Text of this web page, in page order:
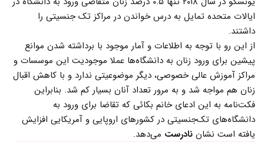
ایالات متحده تمایل به درس خواندن در مراکز تک جنسیتی را
داشتند.
از این رو با توجه به اطلاعات و آمار موجود با برداشته شدن موانع
پیشین برای ورود زنان به دانشگاه‌ها عملا موجودیت این موسسات و
مراکز آموزش عالی خصوصی، دیگر موضوعیتی ندارد و با کاهش اقبال
زنان هم مواجه شد و به مرور تعداد آنان بسیار کم شد. بنابراین
فکت‌نامه به این ادعای خانم بکائی که تقاضا برای ورود به
دانشگاه‌های تک‌جنسیتی در کشورهای اروپایی و آمریکایی افزایش
یافته است نشان نادرست می‌دهد.